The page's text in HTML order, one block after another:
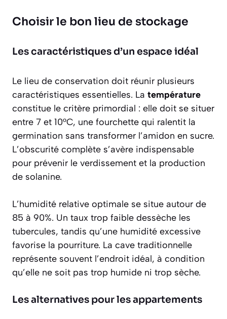
Choisir le bon lieu de stockage
Les caractéristiques d’un espace idéal
Le lieu de conservation doit réunir plusieurs
caractéristiques essentielles. La température
constitue le critère primordial : elle doit se situer
entre 7 et 10°C, une fourchette qui ralentit la
germination sans transformer l’amidon en sucre.
L’obscurité complète s’avère indispensable
pour prévenir le verdissement et la production
de solanine.
L’humidité relative optimale se situe autour de
85 à 90%. Un taux trop faible dessèche les
tubercules, tandis qu’une humidité excessive
favorise la pourriture. La cave traditionnelle
représente souvent l’endroit idéal, à condition
qu’elle ne soit pas trop humide ni trop sèche.
Les alternatives pour les appartements